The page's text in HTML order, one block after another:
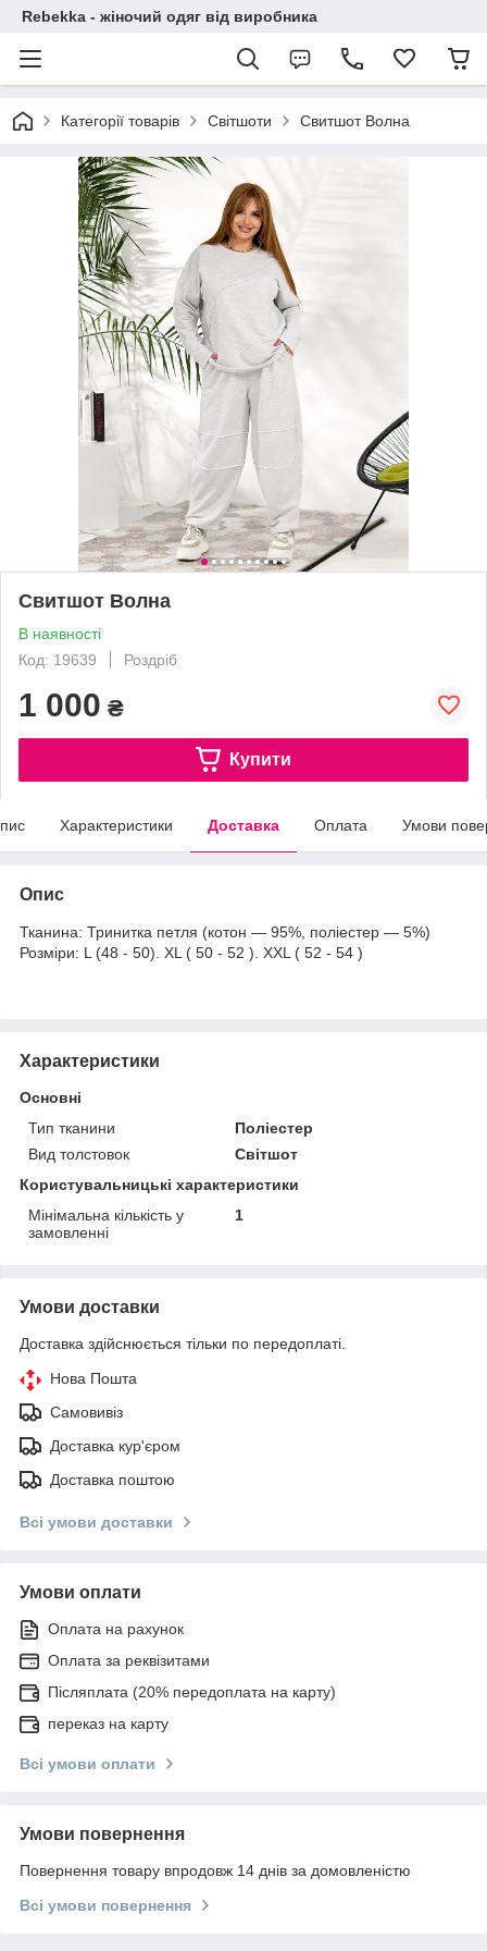
Rebekka - жіночий одяг від виробника
Категорії товарів Світшоти Свитшот Волна
Свитшот Волна
В наявності
Код: 19639
Роздріб
1 000 ₴
Купити
Характеристики Доставка Оплата Умови
Опис
Тканина: Тринитка петля (котон — 95%, поліестер — 5%)
Розміри: L (48 - 50). XL ( 50 - 52 ). XXL ( 52 - 54 )
Характеристики
Основні
Тип тканини
Поліестер
Вид толстовок
Світшот
Користувальницькі характеристики
Мінімальна кількість у
замовленні
1
Умови доставки
Доставка здійснюється тільки по передоплаті.
Нова Пошта
Самовивіз
Доставка кур'єром
Доставка поштою
Всі умови доставки
Умови оплати
Оплата на рахунок
Оплата за реквізитами
Післяплата (20% передоплата на карту)
переказ на карту
Всі умови оплати
Умови повернення
Повернення товару впродовж 14 днів за домовленістю
Всі умови повернення